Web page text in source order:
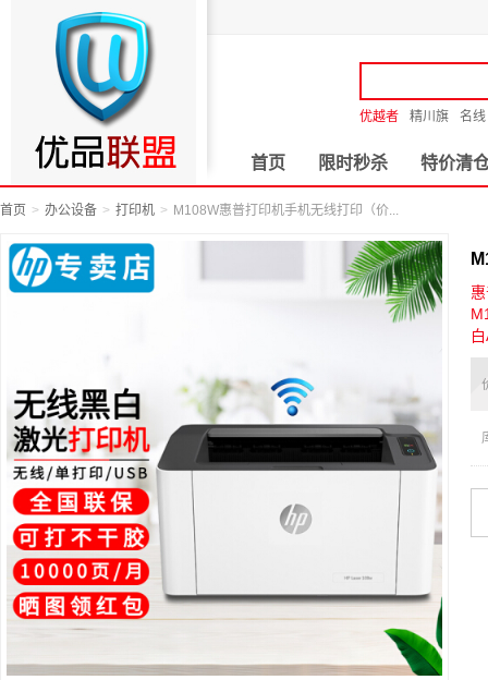
优越者 精川旗 名线
首页 限时秒杀 特价清
首页 办公设备 打印机 M108W惠普打印机手机无线打印（价...